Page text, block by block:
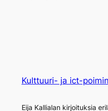
Kulttuuri- ja ict-
Eija Kallialan kirjoituksia